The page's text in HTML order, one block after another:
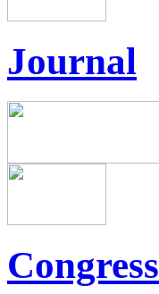
Journal
Congress